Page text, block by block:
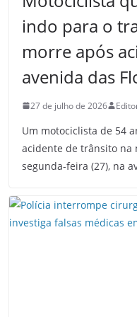
indo para o
morre após
avenida das
27 de julho de 2026
Um motociclista de 54
acidente de trânsito na
segunda-feira (27), na